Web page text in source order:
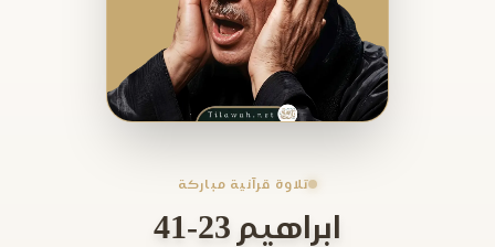
تلاوة قرآنية مباركة
ابراهيم 23-41